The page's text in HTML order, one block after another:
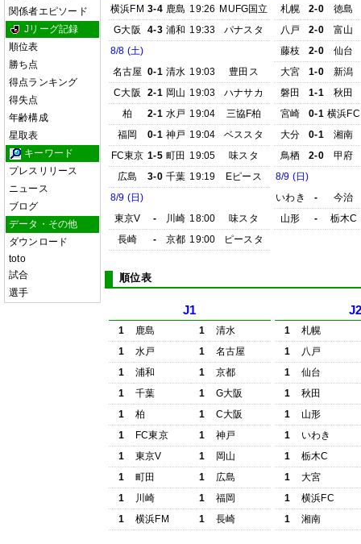
関係者エピソード
Jリーグ記録
順位表
勝ち点
得点ランキング
得失点
年齢構成
星取表
キーワード
プレスリリース
ニュース
ブログ
データ・その他
ダウンロード
toto
試合
選手
横浜FM 3-4 鹿島 19:26 MUFG国立
G大阪
4-3 浦和 19:33
パナスタ
8/8 (土)
名古屋 0-1 清水 19:03
豊田ス
C大阪
2-1 岡山 19:03
ハナサカ
柏
2-1 水戸 19:04
三協F柏
福岡
0-1 神戸 19:04
ベススタ
FC東京 1-5 町田 19:05
味スタ
広島
3-0 千葉 19:19
Eピース
8/9 (日)
東京V
- 川崎 18:00
味スタ
長崎
- 京都 19:00 ピースタ
札幌
2-0
徳島
八戸
2-0
富山
藤枝
2-0
仙台
大宮
1-0
新潟
磐田
1-1
秋田
宮崎
0-1 横浜FC
大分
0-1
湘南
鳥栖
2-0
甲府
8/9 (日)
いわき
-
今治
山形
- 栃木C
順位表
J1
1 鹿島 1
清水
1
水戸 1
名古屋
1
浦和 1
京都
1
千葉 1
G大阪
1
柏 1
C大阪
1
FC東京 1
神戸
1
東京V 1
岡山
1
町田 1
広島
1
川崎 1
福岡
1
横浜FM 1 長崎
1
札幌
1
八戸
1
仙台
1
秋田
1
山形
1
いわき
1
栃木C
1
大宮
1
横浜FC
1
湘南